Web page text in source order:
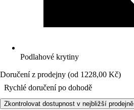
Podlahové krytiny
Doručení z prodejny (od 1228,00 Kč)
Rychlé doručení po dohodě
Zkontrolovat dostupnost v nejbližší prodejně